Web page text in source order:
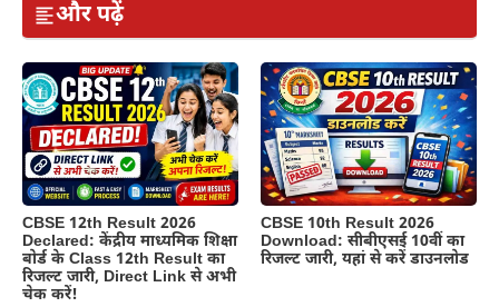
और पढ़ें
CBSE 12th Result 2026
Declared: केंद्रीय माध्यमिक शिक्षा
बोर्ड के Class 12th Result का
रिजल्ट जारी, Direct Link से अभी
चेक करें!
CBSE 10th Result 2026
Download: सीबीएसई 10वीं का
रिजल्ट जारी, यहां से करें डाउनलोड